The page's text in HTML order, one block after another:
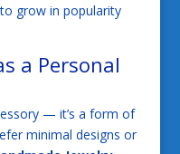
grow in popularity
a Personal
— it’s a form of
minimal designs or